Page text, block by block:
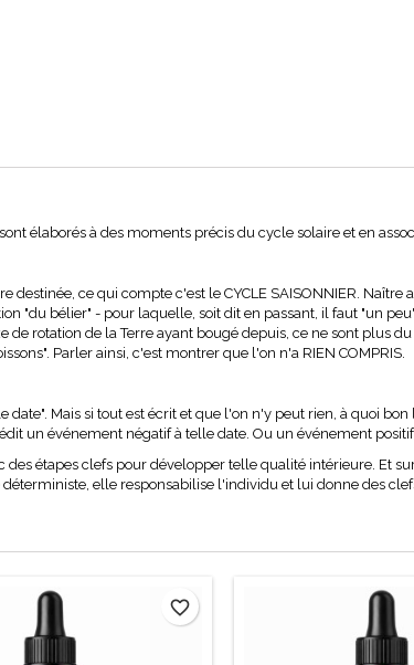
élaborés à des moments précis du cycle solaire et en
ce qui compte c'est le CYCLE SAISONNIER.
"du bélier" - pour laquelle, soit dit en passant, il faut "un
rotation de la Terre ayant bougé depuis, ce ne sont plus
Parler ainsi, c'est montrer que l'on n'a RIEN COMPRIS.
Mais si tout est écrit et que l'on n'y peut rien, à quoi bon
un événement négatif à telle date. Ou un événement
étapes clefs pour développer telle qualité intérieure. Et
elle responsabilise l'individu et lui donne des
favorite_border